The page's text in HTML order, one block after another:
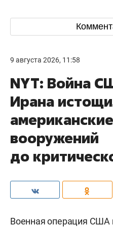
9 августа 2026, 11:58
NYT: Война
Ирана
вооружений
до
Военная операция США